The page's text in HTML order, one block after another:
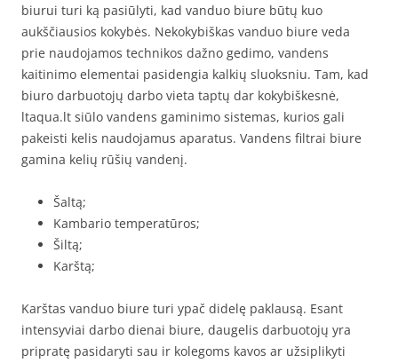
biurui turi ką pasiūlyti, kad vanduo biure būtų kuo
aukščiausios kokybės. Nekokybiškas vanduo biure veda
prie naudojamos technikos dažno gedimo, vandens
kaitinimo elementai pasidengia kalkių sluoksniu. Tam, kad
biuro darbuotojų darbo vieta taptų dar kokybiškesnė,
ltaqua.lt siūlo vandens gaminimo sistemas, kurios gali
pakeisti kelis naudojamus aparatus. Vandens filtrai biure
gamina kelių rūšių vandenį.
Šaltą;
Kambario temperatūros;
Šiltą;
Karštą;
Karštas vanduo biure turi ypač didelę paklausą. Esant
intensyviai darbo dienai biure, daugelis darbuotojų yra
pripratę pasidaryti sau ir kolegoms kavos ar užsiplikyti